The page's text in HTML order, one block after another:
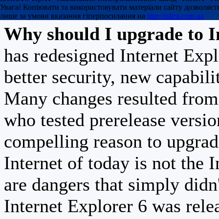
Увага! Копіювати та використовувати матеріали сайту
лише за умови вказання гіперпосилання на http://iskra.com.ua
Why should I upgrade to
has redesigned Internet
better security, new
Many changes resulted
who tested prerelease
compelling reason to
Internet of today is not the
are dangers that simply
Internet Explorer 6 was